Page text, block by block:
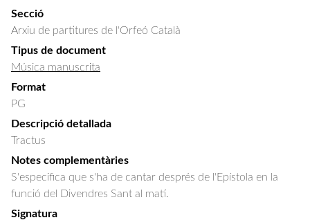
Secció
Arxiu de partitures de l'Orfeó Català
Tipus de document
Música manuscrita
Format
PG
Descripció detallada
Tractus
Notes complementàries
S'especifica que s'ha de cantar després de l'Epístola en la
funció del Divendres Sant al matí.
Signatura